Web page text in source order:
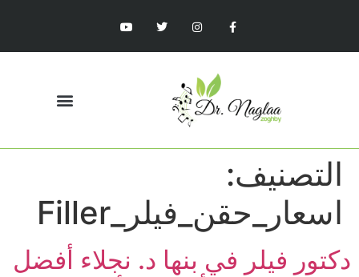
التصنيف:
اسعار_حقن_فيلر_Filler
دكتور فيلر في بنها د. نجلاء أفضل